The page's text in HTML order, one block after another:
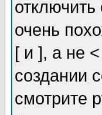
очень
[ и ], а не
создании
смотрите